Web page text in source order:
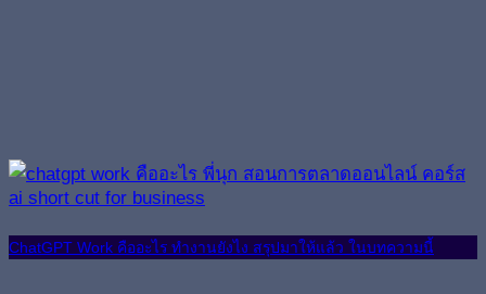
ChatGPT Work คืออะไร ทำงานยังไง สรุปมาให้แล้ว ในบทความนี้